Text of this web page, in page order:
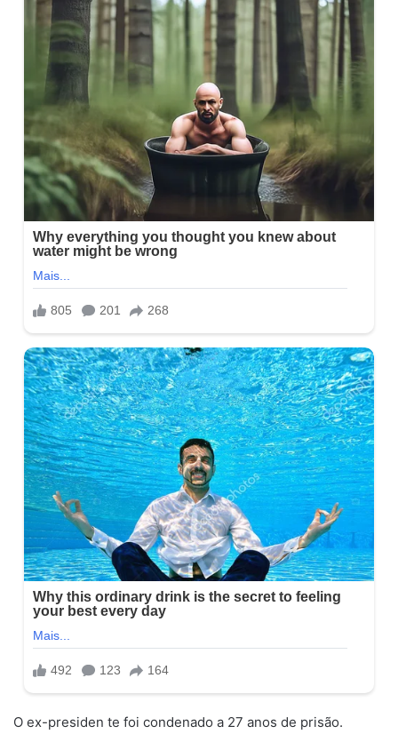
O ex-presiden te foi condenado a 27 anos de prisão.